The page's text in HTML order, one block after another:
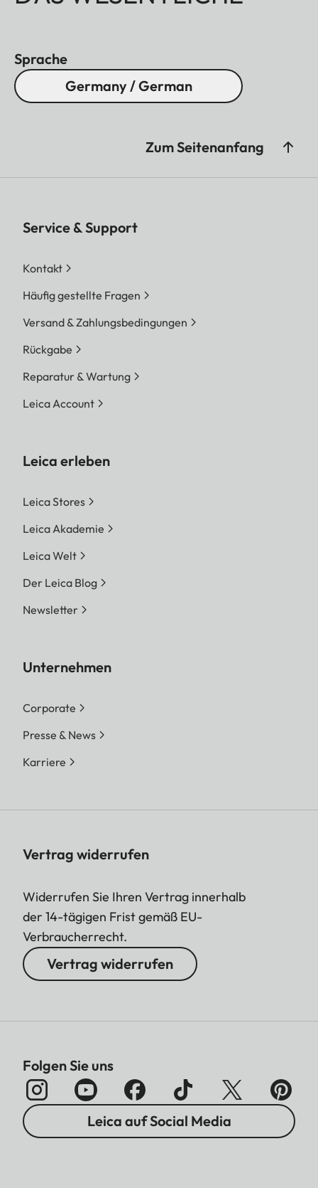
Sprache
Germany / German
Zum Seitenanfang
Service & Support
Kontakt
Häufig gestellte Fragen
Versand & Zahlungsbedingungen
Rückgabe
Reparatur & Wartung
Leica Account
Leica erleben
Leica Stores
Leica Akademie
Leica Welt
Der Leica Blog
Newsletter
Unternehmen
Corporate
Presse & News
Karriere
Vertrag widerrufen
Widerrufen Sie Ihren Vertrag innerhalb
der 14-tägigen Frist gemäß EU-
Verbraucherrecht.
Vertrag widerrufen
Folgen Sie uns
Leica auf Social Media